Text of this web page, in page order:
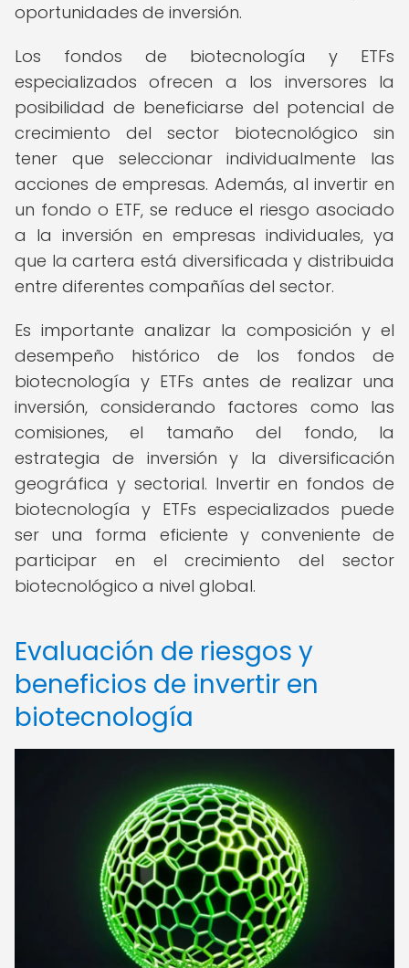
oportunidades de inversión.
Los fondos de biotecnología y ETFs
especializados ofrecen a los inversores la
posibilidad de beneficiarse del potencial de
crecimiento del sector biotecnológico sin
tener que seleccionar individualmente las
acciones de empresas. Además, al invertir en
un fondo o ETF, se reduce el riesgo asociado
a la inversión en empresas individuales, ya
que la cartera está diversificada y distribuida
entre diferentes compañías del sector.
Es importante analizar la composición y el
desempeño histórico de los fondos de
biotecnología y ETFs antes de realizar una
inversión, considerando factores como las
comisiones, el tamaño del fondo, la
estrategia de inversión y la diversificación
geográfica y sectorial. Invertir en fondos de
biotecnología y ETFs especializados puede
ser una forma eficiente y conveniente de
participar en el crecimiento del sector
biotecnológico a nivel global.
Evaluación de riesgos y
beneficios de invertir en
biotecnología